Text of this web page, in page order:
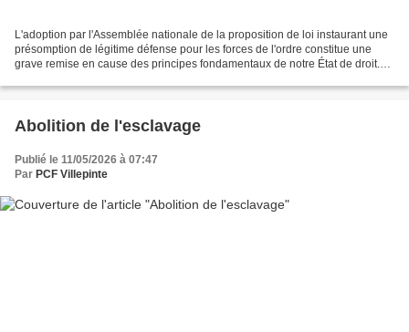
L'adoption par l'Assemblée nationale de la proposition de loi instaurant une
présomption de légitime défense pour les forces de l'ordre constitue une
grave remise en cause des principes fondamentaux de notre État de droit.
Abolition de l'esclavage
Publié le 11/05/2026 à 07:47
Par PCF Villepinte